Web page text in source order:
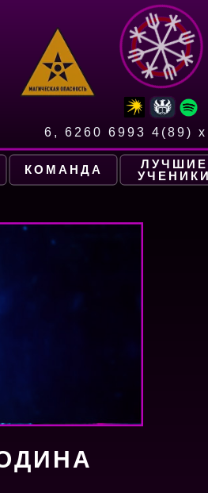
6, 6260 6993 4(89)
КОМАНДА
ЛУЧШИЕ